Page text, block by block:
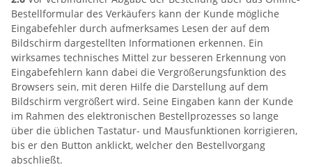
Bestellformular des Verkäufers kann der Kunde mögliche
Eingabefehler durch aufmerksames Lesen der auf dem
Bildschirm dargestellten Informationen erkennen. Ein
wirksames technisches Mittel zur besseren Erkennung von
Eingabefehlern kann dabei die Vergrößerungsfunktion des
Browsers sein, mit deren Hilfe die Darstellung auf dem
Bildschirm vergrößert wird. Seine Eingaben kann der Kunde
im Rahmen des elektronischen Bestellprozesses so lange
über die üblichen Tastatur- und Mausfunktionen korrigieren,
bis er den Button anklickt, welcher den Bestellvorgang
abschließt.